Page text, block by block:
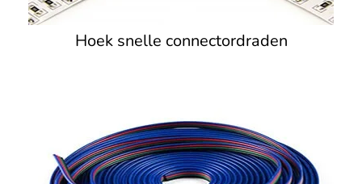
Hoek snelle connectordraden